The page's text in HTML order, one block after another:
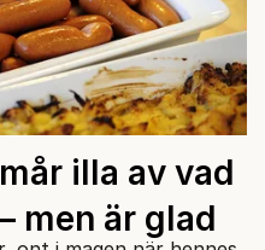
illa av vad
men är glad